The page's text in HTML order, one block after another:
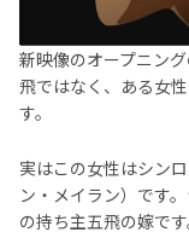
新映像のオープニン
飛ではなく、ある女
す。
実はこの女性はシン
ン・メイラン）です
の持ち主五飛の嫁です